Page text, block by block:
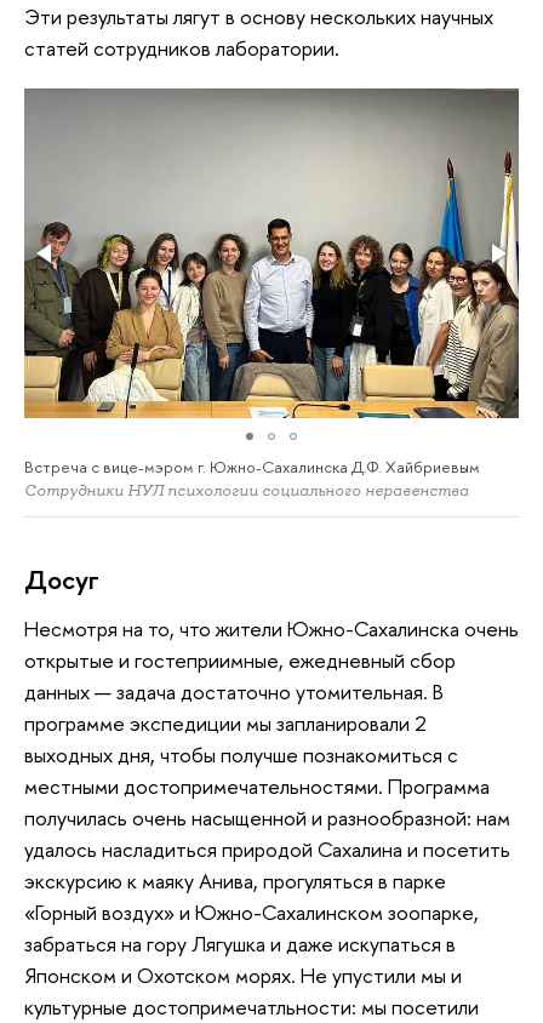
Эти результаты лягут в основу нескольких научных
статей сотрудников лаборатории.
Встреча с вице-мэром г. Южно-Сахалинска Д.Ф. Хайбриевым
Сотрудники НУЛ психологии социального неравенства
Досуг
Несмотря на то, что жители Южно-Сахалинска очень
открытые и гостеприимные, ежедневный сбор
данных — задача достаточно утомительная. В
программе экспедиции мы запланировали 2
выходных дня, чтобы получше познакомиться с
местными достопримечательностями. Программа
получилась очень насыщенной и разнообразной: нам
удалось насладиться природой Сахалина и посетить
экскурсию к маяку Анива, прогуляться в парке
«Горный воздух» и Южно-Сахалинском зоопарке,
забраться на гору Лягушка и даже искупаться в
Японском и Охотском морях. Не упустили мы и
культурные достопримечатльности: мы посетили